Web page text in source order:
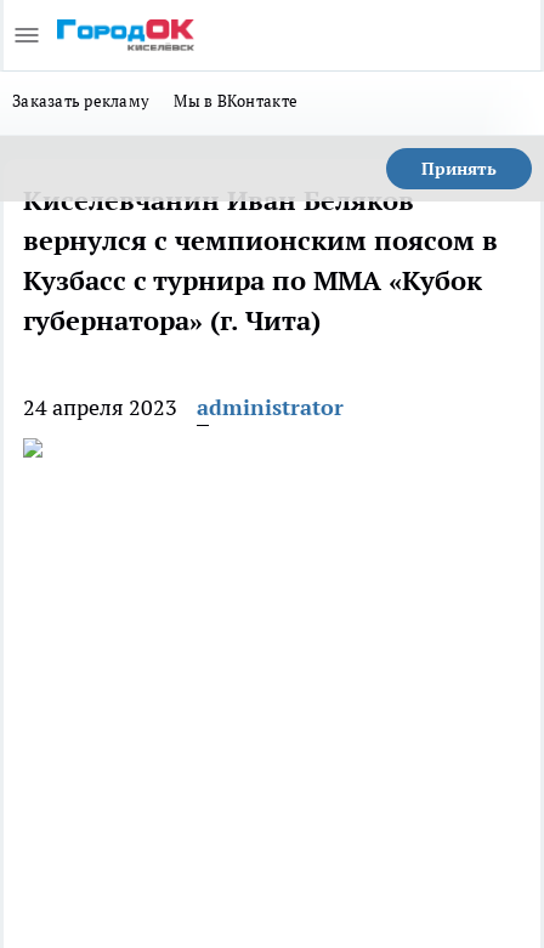
Заказать рекламу Мы в ВКонтакте
Принять
Киселевчанин Иван Беляков
вернулся с чемпионским поясом в
Кузбасс с турнира по ММА «Кубок
губернатора» (г. Чита)
24 апреля 2023 administrator